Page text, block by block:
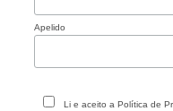
Apelido
Li e aceito a Política de